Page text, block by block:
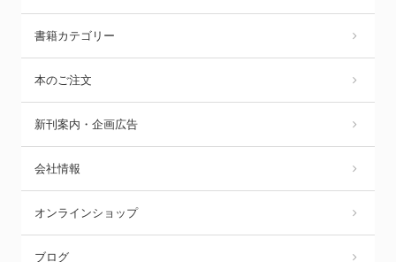
書籍カテゴリー
本のご注文
新刊案内・企画広告
会社情報
オンラインショップ
ブログ